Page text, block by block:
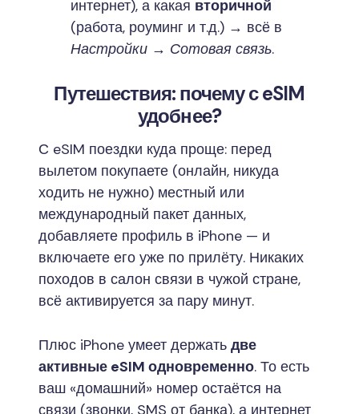
интернет), а какая вторичной
(работа, роуминг и т.д.) → всё в
Настройки → Сотовая связь.
Путешествия: почему с eSIM
удобнее?
С eSIM поездки куда проще: перед
вылетом покупаете (онлайн, никуда
ходить не нужно) местный или
международный пакет данных,
добавляете профиль в iPhone — и
включаете его уже по прилёту. Никаких
походов в салон связи в чужой стране,
всё активируется за пару минут.
Плюс iPhone умеет держать две
активные eSIM одновременно. То есть
ваш «домашний» номер остаётся на
связи (звонки, SMS от банка), а интернет